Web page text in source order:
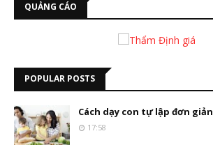
QUẢNG CÁO
POPULAR POSTS
Cách dạy con tự lập đơn
17:58